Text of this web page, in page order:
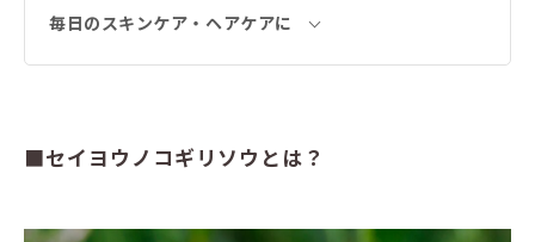
毎日のスキンケア・ヘアケアに
■セイヨウノコギリソウとは？